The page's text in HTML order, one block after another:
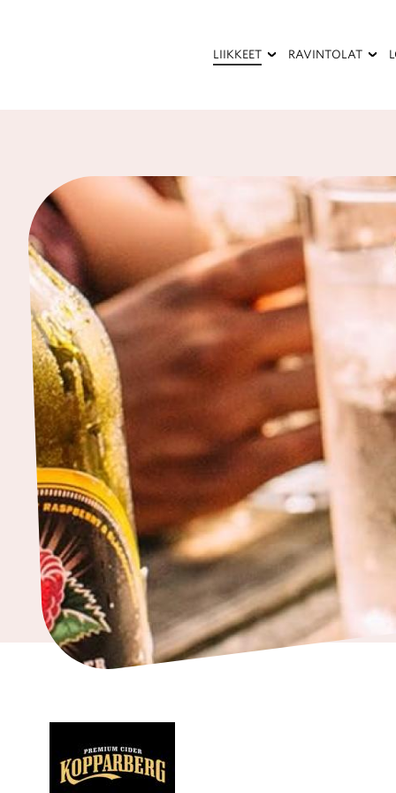
LIIKKEET
Pukeutuminen
Ravintolat
kahvilat
kodintarvikkeet
Tavaratalot
ja
päivittäistavarat
Vapaa-
aika
RAVINTOLAT